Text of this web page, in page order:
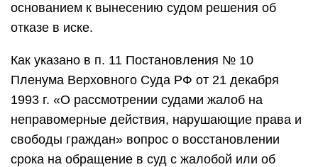
основанием к вынесению судом решения об
отказе в иске.
Как указано в п. 11 Постановления № 10
Пленума Верховного Суда РФ от 21 декабря
1993 г. «О рассмотрении судами жалоб на
неправомерные действия, нарушающие права и
свободы граждан» вопрос о восстановлении
срока на обращение в суд с жалобой или об